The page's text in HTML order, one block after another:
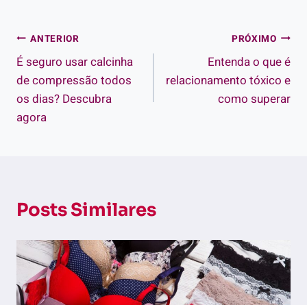
Navegação
de
Post
ANTERIOR
É seguro usar calcinha
de compressão todos
os dias? Descubra
agora
PRÓXIMO
Entenda o que é
relacionamento tóxico e
como superar
Posts Similares